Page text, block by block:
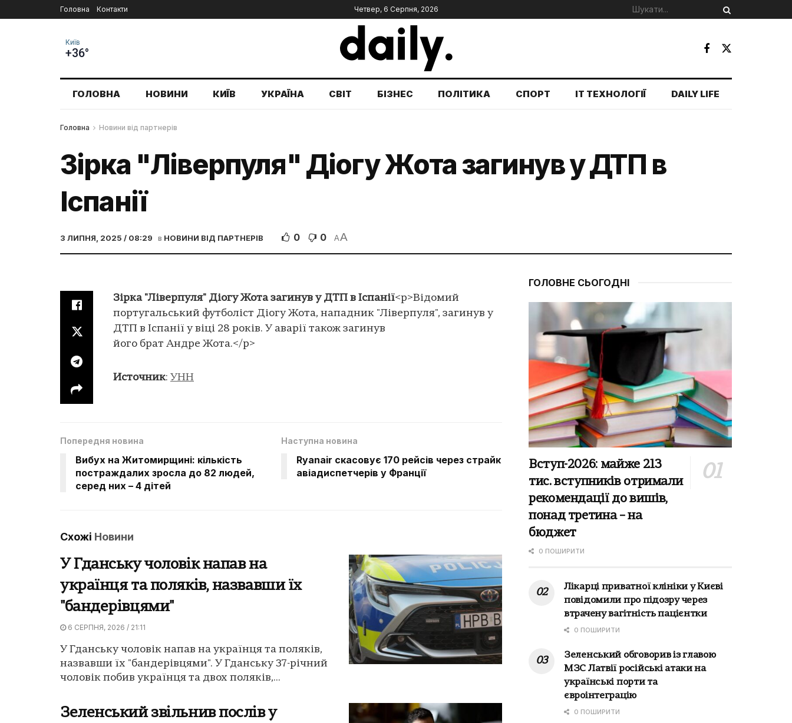
Головна Контакти Четвер, 6 Серпня, 2026
Київ
+36°
ГОЛОВНА НОВИНИ КИЇВ УКРАЇНА СВІТ БІЗНЕС ПОЛІТИКА СПОРТ IT ТЕХНОЛОГІЇ DAILY LIFE
Головна Новини від партнерів
Зірка "Ліверпуля" Діогу Жота загинув у ДТП в
Іспанії
3 ЛИПНЯ, 2025 / 08:29 в НОВИНИ ВІД ПАРТНЕРІВ 0 0 AA
Зірка "Ліверпуля" Діогу Жота загинув у ДТП в Іспанії<p>Відомий
португальський футболіст Діогу Жота, нападник "Ліверпуля", загинув у
ДТП в Іспанії у віці 28 років. У аварії також загинув
його брат Андре Жота.</p>
Источник: УНН
Попередня новина
Вибух на Житомирщині: кількість
постраждалих зросла до 82 людей,
серед них – 4 дітей
Наступна новина
Ryanair скасовує 170 рейсів через страйк
авіадиспетчерів у Франції
Схожі Новини
У Гданську чоловік напав на
українця та поляків, назвавши їх
"бандерівцями"
6 СЕРПНЯ, 2026 / 21:11
У Гданську чоловік напав на українця та поляків,
назвавши їх "бандерівцями". У Гданську 37-річний
чоловік побив українця та двох поляків,...
Зеленський звільнив послів у
ГОЛОВНЕ СЬОГОДНІ
Вступ-2026: майже 213
тис. вступників отримали
рекомендації до вишів,
понад третина – на
бюджет
0 ПОШИРИТИ
Лікарці приватної клініки у Києві
повідомили про підозру через
втрачену вагітність пацієнтки
0 ПОШИРИТИ
Зеленський обговорив із главою
МЗС Латвії російські атаки на
українські порти та
євроінтеграцію
0 ПОШИРИТИ